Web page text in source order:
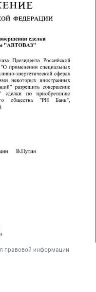
правовой информации